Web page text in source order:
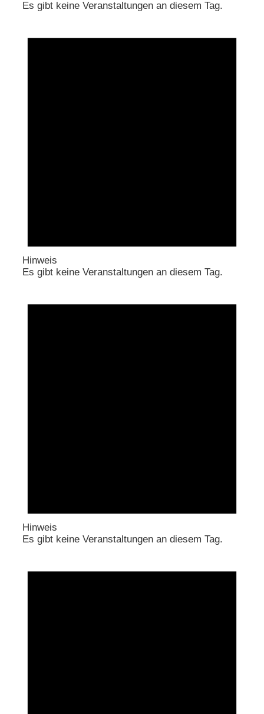
Es gibt keine Veranstaltungen an diesem Tag.
Hinweis
Es gibt keine Veranstaltungen an diesem Tag.
Hinweis
Es gibt keine Veranstaltungen an diesem Tag.